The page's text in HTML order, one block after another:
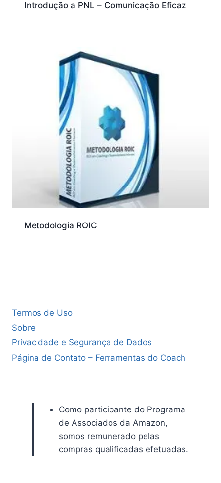
Introdução a PNL – Comunicação Eficaz
Metodologia ROIC
Termos de Uso
Sobre
Privacidade e Segurança de Dados
Página de Contato – Ferramentas do Coach
Como participante do Programa
de Associados da Amazon,
somos remunerado pelas
compras qualificadas efetuadas.